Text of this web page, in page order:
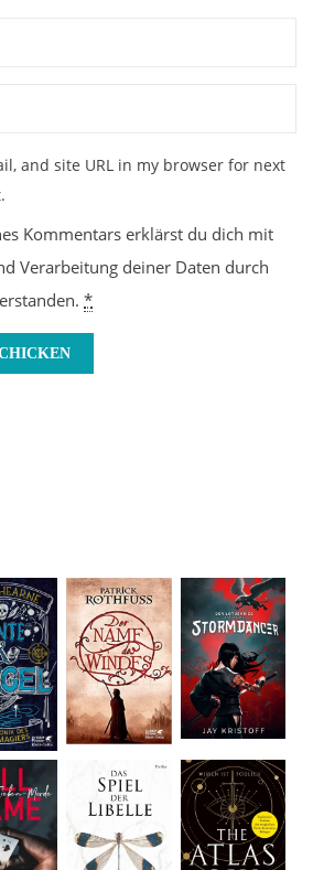
and site URL in my browser for next
Kommentars erklärst du dich mit
Verarbeitung deiner Daten durch
*